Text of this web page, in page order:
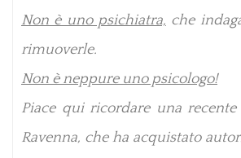
Non è uno psichiatra, che
rimuoverle.
Non è neppure uno psicologo!
Piace qui ricordare una
Ravenna, che ha acquistato